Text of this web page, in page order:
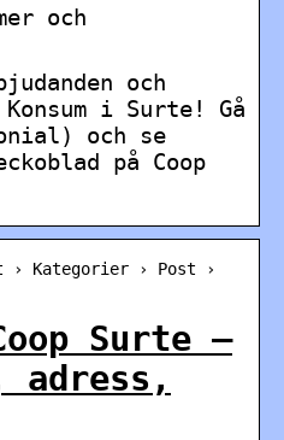
och
och
i Surte! Gå
och se
på Coop
Kategorier › Post ›
Surte –
adress,